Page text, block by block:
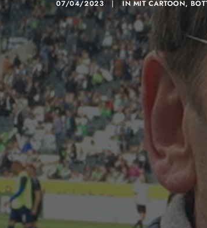
07/04/2023 | INMIT CARTOON,